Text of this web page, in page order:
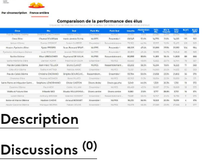
Description
Discussions (0)